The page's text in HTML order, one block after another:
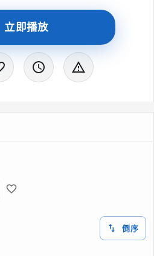
立即播放
倒序